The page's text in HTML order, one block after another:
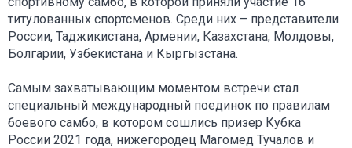
титулованных спортсменов. Среди них – представители
России, Таджикистана, Армении, Казахстана, Молдовы,
Болгарии, Узбекистана и Кыргызстана.
Самым захватывающим моментом встречи стал
специальный международный поединок по правилам
боевого самбо, в котором сошлись призер Кубка
России 2021 года, нижегородец Магомед Тучалов и